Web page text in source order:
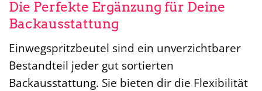
Die Perfekte Ergänzung für Deine
Backausstattung
Einwegspritzbeutel sind ein unverzichtbarer
Bestandteil jeder gut sortierten
Backausstattung. Sie bieten dir die Flexibilität